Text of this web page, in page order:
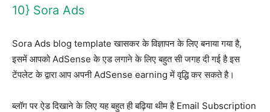
10} Sora Ads
Sora Ads blog template खासकर के विज्ञापन के लिए बनाया गया है,
इसमें आपको AdSense के एड लगाने के लिए बहुत सी जगह दी गई है इस
टेंपलेट के द्वारा आप अपनी AdSense earning में वृद्धि कर सकते है।
ब्लॉग पर ऐड दिखाने के लिए यह बहुत ही बढ़िया थीम है Email Subscription